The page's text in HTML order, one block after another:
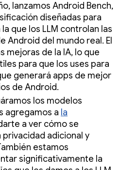
lanzamos Android Bench,
diseñadas para
que los LLM controlan las
Android del mundo real. El
mejoras de la IA, lo que
para que los uses para
generará apps de mejor
de Android.
los modelos
agregamos a la
a ver cómo se
privacidad adicional y
estamos
significativamente la